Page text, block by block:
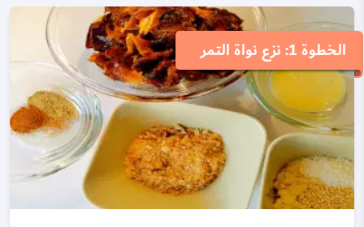
الخطوة 1: نزع نواة التمر